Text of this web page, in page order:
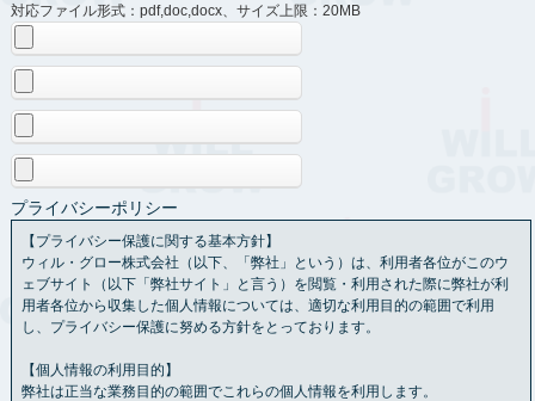
対応ファイル形式：pdf,doc,docx、サイズ上限：20MB
プライバシーポリシー
【プライバシー保護に関する基本方針】
ウィル・グロー株式会社（以下、「弊社」という）は、利用者各位がこのウ
ェブサイト（以下「弊社サイト」と言う）を閲覧・利用された際に弊社が利
用者各位から収集した個人情報については、適切な利用目的の範囲で利用
し、プライバシー保護に努める方針をとっております。
【個人情報の利用目的】
弊社は正当な業務目的の範囲でこれらの個人情報を利用します。